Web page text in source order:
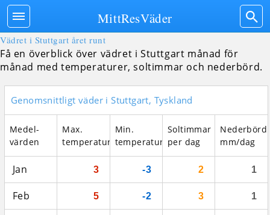
Vädret i Stuttgart året runt
Få en överblick över vädret i Stuttgart månad för
månad med temperaturer, soltimmar och nederbörd.
Genomsnittligt väder i Stuttgart, Tyskland
Medel­
värden
Max.
temperatur
Min.
temperatur
Soltimmar
per dag
Nederbörd
mm/dag
Jan 3 -3 2 1
Feb 5 -2 3 1
MittResVäder